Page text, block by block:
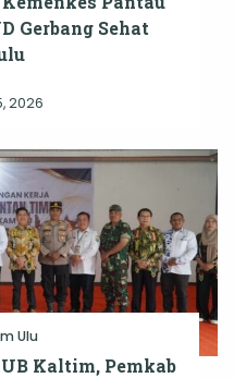
Gerbang Sehat
2026
Ulu
Kaltim, Pemkab